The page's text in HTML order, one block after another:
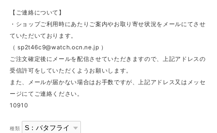
【ご連絡について】
・ショップご利用時にあたりご案内やお取り寄せ状況をメールにてさせ
ていただいております。
（sp2t46c9@watch.ocn.ne.jp ）
ご注文確定後にメールを配信させていただきますので、上記アドレスの
受信許可をしていただくようお願いします。
また、メールが届かない場合はお手数ですが、上記アドレス又はメッセ
ージにてご連絡ください。
10910
種類